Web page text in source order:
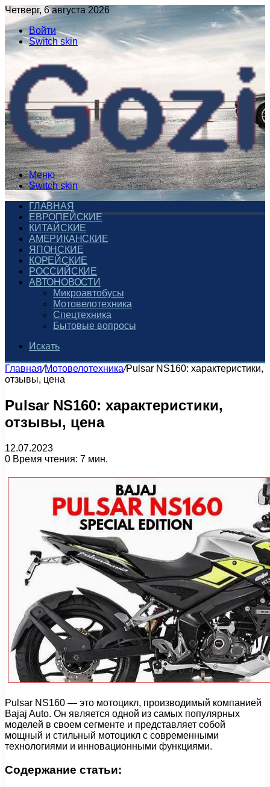
Четверг, 6 августа 2026
Войти
Switch skin
Меню
Switch skin
ГЛАВНАЯ
ЕВРОПЕЙСКИЕ
КИТАЙСКИЕ
АМЕРИКАНСКИЕ
ЯПОНСКИЕ
КОРЕЙСКИЕ
РОССИЙСКИЕ
АВТОНОВОСТИ
Микроавтобусы
Мотовелотехника
Спецтехника
Бытовые вопросы
Искать
Главная/Мотовелотехника/Pulsar NS160: характеристики,
отзывы, цена
Pulsar NS160: характеристики,
отзывы, цена
12.07.2023
0 Время чтения: 7 мин.
Pulsar NS160 — это мотоцикл, производимый компанией
Bajaj Auto. Он является одной из самых популярных
моделей в своем сегменте и представляет собой
мощный и стильный мотоцикл с современными
технологиями и инновационными функциями.
Содержание статьи: